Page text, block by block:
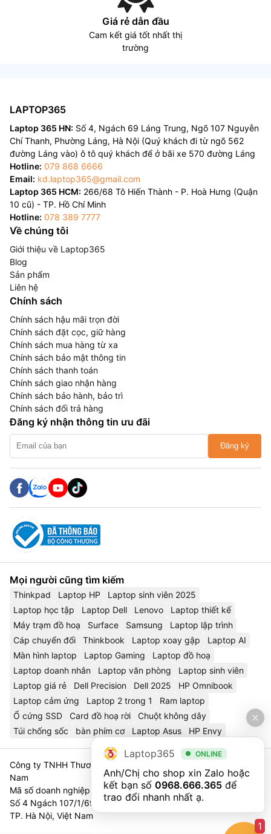
Giá rẻ dẫn đầu
Cam kết giá tốt nhất thị
trường
LAPTOP365
Laptop 365 HN: Số 4, Ngách 69 Láng Trung, Ngõ 107 Nguyễn
Chí Thanh, Phường Láng, Hà Nội (Quý khách đi từ ngõ 562
đường Láng vào) ô tô quý khách để ở bãi xe 570 đường Láng
Hotline: 079 868 6666
Email: kd.laptop365@gmail.com
Laptop 365 HCM: 266/68 Tô Hiến Thành - P. Hoà Hưng (Quận
10 cũ) - TP. Hồ Chí Minh
Hotline: 078 389 7777
Về chúng tôi
Giới thiệu về Laptop365
Blog
Sản phẩm
Liên hệ
Chính sách
Chính sách hậu mãi trọn đời
Chính sách đặt cọc, giữ hàng
Chính sách mua hàng từ xa
Chính sách bảo mật thông tin
Chính sách thanh toán
Chính sách giao nhận hàng
Chính sách bảo hành, bảo trì
Chính sách đổi trả hàng
Đăng ký nhận thông tin ưu đãi
Đăng ký
Mọi người cũng tìm kiếm
Thinkpad Laptop HP
Laptop sinh viên 2025
Laptop học tập
Laptop Dell Lenovo
Laptop thiết kế
Máy trạm đồ hoạ
Surface Samsung
Laptop lập trình
Cáp chuyển đổi
Thinkbook Laptop xoay gập
Laptop AI
Màn hình laptop
Laptop Gaming
Laptop đồ hoạ
Laptop doanh nhân
Laptop văn phòng
Laptop sinh viên
Laptop giá rẻ
Dell Precision Dell 2025
HP Omnibook
Laptop cảm ứng
Laptop 2 trong 1
Ram laptop
Ổ cứng SSD
Card đồ hoạ rời
Chuột không dây
Túi chống sốc
bàn phím cơ Laptop Asus HP Envy
Công ty TNHH Thương Mại Và Dịch Vụ Công Nghệ 365 Việt
Nam
Mã số doanh nghiệp 0111023179 - Sở Tài Chính TP. Hà Nội cấp
Số 4 Ngách 107/1/69 Nguyễn Chí Thanh, Tổ 3, Phường Láng,
TP. Hà Nội, Việt Nam
Laptop365 ONLINE
Anh/Chị cho shop xin Zalo hoặc
kết bạn số 0968.666.365 để
trao đổi nhanh nhất ạ.
1